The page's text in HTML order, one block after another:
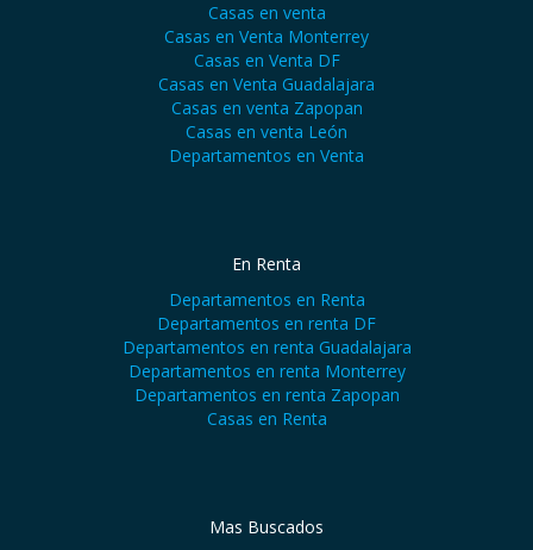
Casas en venta
Casas en Venta Monterrey
Casas en Venta DF
Casas en Venta Guadalajara
Casas en venta Zapopan
Casas en venta León
Departamentos en Venta
En Renta
Departamentos en Renta
Departamentos en renta DF
Departamentos en renta Guadalajara
Departamentos en renta Monterrey
Departamentos en renta Zapopan
Casas en Renta
Mas Buscados